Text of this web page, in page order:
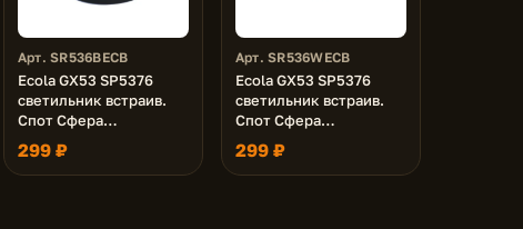
Арт. SR536BECB
Ecola GX53 SP5376
светильник встраив.
Спот Сфера
углубленный Черный
матовый с золотыми
полосками 90х73 (к+)
299 ₽
Арт. SR536WECB
Ecola GX53 SP5376
светильник встраив.
Спот Сфера
углубленный Белый
матовый с золотыми
полосками 90х73 (к+)
299 ₽